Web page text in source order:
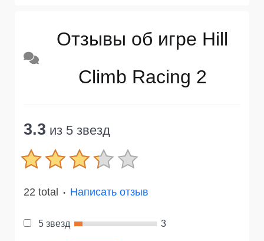
Отзывы об игре Hill
Climb Racing 2
3.3 из 5 звезд
22 total ● Написать отзыв
5 звезд 3